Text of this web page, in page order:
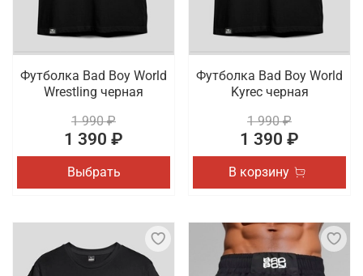
Футболка Bad Boy World
Wrestling черная
1 990 ₽
1 390 ₽
Выбрать
Футболка Bad Boy World
Kyrec черная
1 990 ₽
1 390 ₽
В корзину